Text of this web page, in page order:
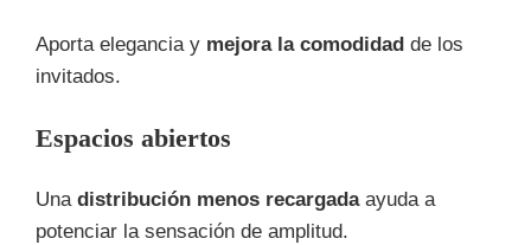
Aporta elegancia y mejora la comodidad de los
invitados.
Espacios abiertos
Unadistribución menos recargada ayuda a
potenciar la sensación de amplitud.